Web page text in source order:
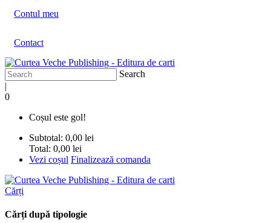
Contul meu
Contact
Search
|
0
Coșul este gol!
Subtotal: 0,00 lei
Total: 0,00 lei
Vezi coșul Finalizează comanda
Cărți
Cărți după tipologie